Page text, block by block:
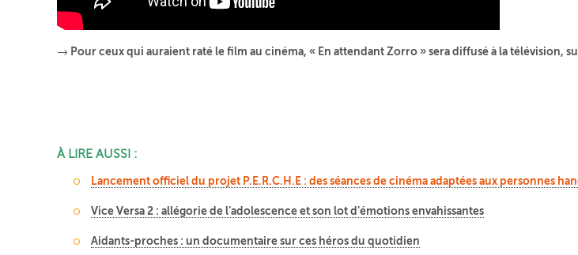
→ Pour ceux qui auraient raté le film au cinéma, « En attendant Zorro » sera diffusé à la télévision,
À LIRE AUSSI :
Lancement officiel du projet P.E.R.C.H.E : des séances de cinéma adaptées aux personnes
Vice Versa 2 : allégorie de l’adolescence et son lot d’émotions envahissantes
Aidants-proches : un documentaire sur ces héros du quotidien